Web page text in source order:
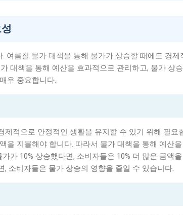
여름철 물가 대책을 통해 물가가 상승할 때에도 경
대책을 통해 예산을 효과적으로 관리하고, 물가 상
우 중요합니다.
제적으로 안정적인 생활을 유지할 수 있기 위해 필요
을 지불해야 합니다. 따라서 물가 대책을 통해 예산
가 10% 상승했다면, 소비자들은 10% 더 많은 금액
, 소비자들은 물가 상승의 영향을 줄일 수 있습니다.